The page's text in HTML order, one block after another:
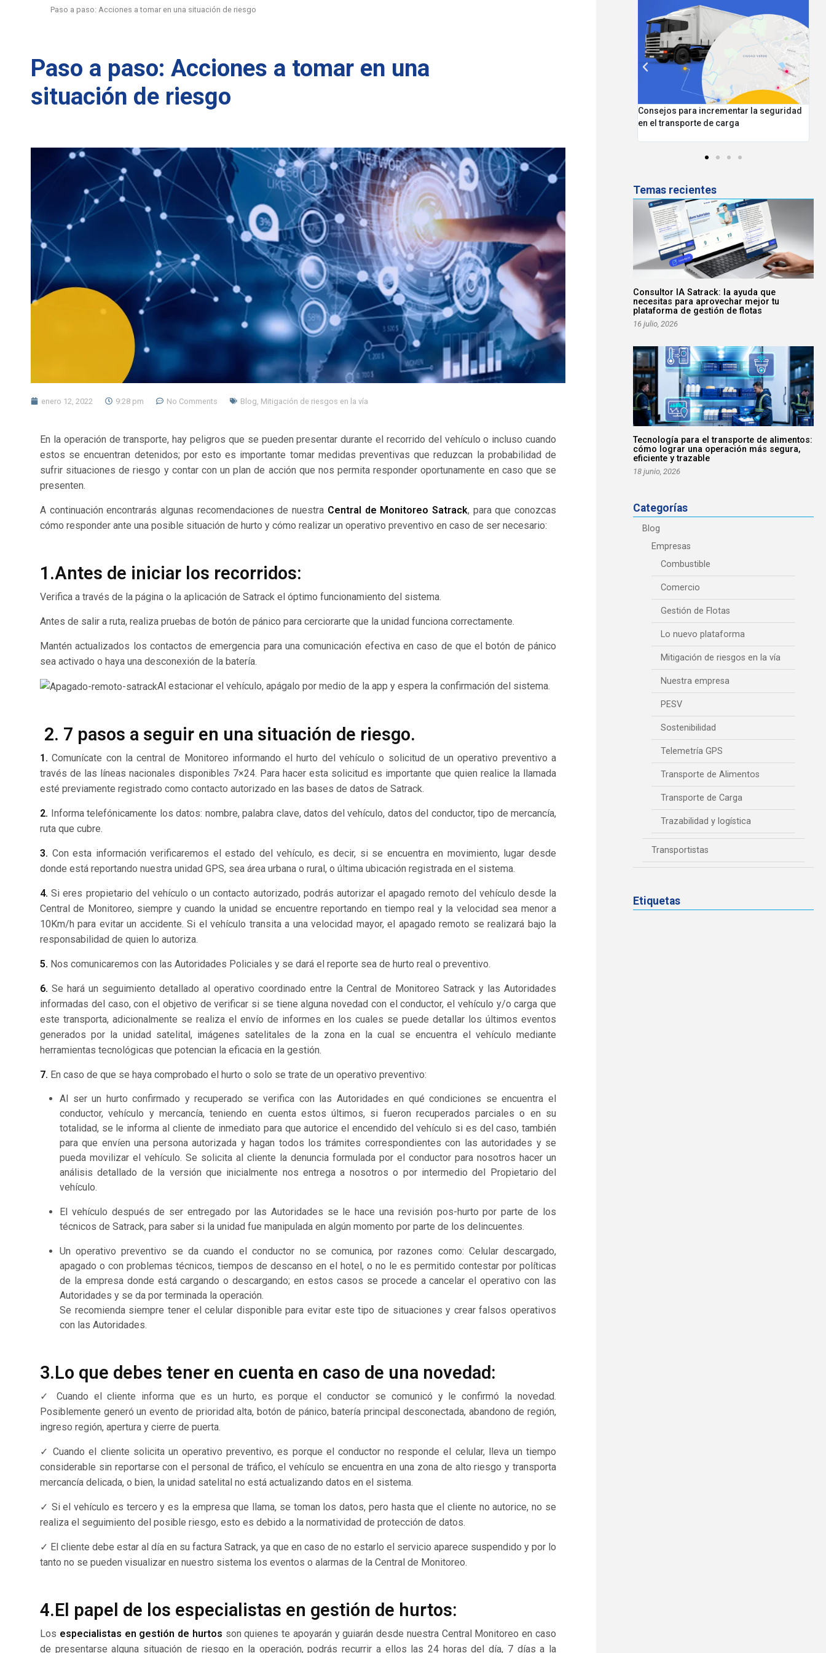
Paso a paso: Acciones a tomar en una situación de riesgo
Paso a paso: Acciones a tomar en una
situación de riesgo
enero 12, 2022 9:28 pm No Comments Blog Mitigación de riesgos en la vía
En la operación de transporte, hay peligros que se pueden presentar durante el recorrido del vehículo o incluso cuando
estos se encuentran detenidos; por esto es importante tomar medidas preventivas que reduzcan la probabilidad de
sufrir situaciones de riesgo y contar con un plan de acción que nos permita responder oportunamente en caso que se
presenten.
A continuación encontrarás algunas recomendaciones de nuestra Central de Monitoreo Satrack, para que conozcas
cómo responder ante una posible situación de hurto y cómo realizar un operativo preventivo en caso de ser necesario:
1.Antes de iniciar los recorridos:
Verifica a través de la página o la aplicación de Satrack el óptimo funcionamiento del sistema.
Antes de salir a ruta, realiza pruebas de botón de pánico para cerciorarte que la unidad funciona correctamente.
Mantén actualizados los contactos de emergencia para una comunicación efectiva en caso de que el botón de pánico
sea activado o haya una desconexión de la batería.
Al estacionar el vehículo, apágalo por medio de la app y espera la confirmación del sistema.
2. 7 pasos a seguir en una situación de riesgo.
1. Comunícate con la central de Monitoreo informando el hurto del vehículo o solicitud de un operativo preventivo a
través de las líneas nacionales disponibles 7×24. Para hacer esta solicitud es importante que quien realice la llamada
esté previamente registrado como contacto autorizado en las bases de datos de Satrack.
2. Informa telefónicamente los datos: nombre, palabra clave, datos del vehículo, datos del conductor, tipo de mercancía,
ruta que cubre.
3. Con esta información verificaremos el estado del vehículo, es decir, si se encuentra en movimiento, lugar desde
donde está reportando nuestra unidad GPS, sea área urbana o rural, o última ubicación registrada en el sistema.
4. Si eres propietario del vehículo o un contacto autorizado, podrás autorizar el apagado remoto del vehículo desde la
Central de Monitoreo, siempre y cuando la unidad se encuentre reportando en tiempo real y la velocidad sea menor a
10Km/h para evitar un accidente. Si el vehículo transita a una velocidad mayor, el apagado remoto se realizará bajo la
responsabilidad de quien lo autoriza.
5. Nos comunicaremos con las Autoridades Policiales y se dará el reporte sea de hurto real o preventivo.
6. Se hará un seguimiento detallado al operativo coordinado entre la Central de Monitoreo Satrack y las Autoridades
informadas del caso, con el objetivo de verificar si se tiene alguna novedad con el conductor, el vehículo y/o carga que
este transporta, adicionalmente se realiza el envío de informes en los cuales se puede detallar los últimos eventos
generados por la unidad satelital, imágenes satelitales de la zona en la cual se encuentra el vehículo mediante
herramientas tecnológicas que potencian la eficacia en la gestión.
7. En caso de que se haya comprobado el hurto o solo se trate de un operativo preventivo:
Al ser un hurto confirmado y recuperado se verifica con las Autoridades en qué condiciones se encuentra el
conductor, vehículo y mercancía, teniendo en cuenta estos últimos, si fueron recuperados parciales o en su
totalidad, se le informa al cliente de inmediato para que autorice el encendido del vehículo si es del caso, también
para que envíen una persona autorizada y hagan todos los trámites correspondientes con las autoridades y se
pueda movilizar el vehículo. Se solicita al cliente la denuncia formulada por el conductor para nosotros hacer un
análisis detallado de la versión que inicialmente nos entrega a nosotros o por intermedio del Propietario del
vehículo.
El vehículo después de ser entregado por las Autoridades se le hace una revisión pos-hurto por parte de los
técnicos de Satrack, para saber si la unidad fue manipulada en algún momento por parte de los delincuentes.
Un operativo preventivo se da cuando el conductor no se comunica, por razones como: Celular descargado,
apagado o con problemas técnicos, tiempos de descanso en el hotel, o no le es permitido contestar por políticas
de la empresa donde está cargando o descargando; en estos casos se procede a cancelar el operativo con las
Autoridades y se da por terminada la operación.
Se recomienda siempre tener el celular disponible para evitar este tipo de situaciones y crear falsos operativos
con las Autoridades.
3.Lo que debes tener en cuenta en caso de una novedad:
✓ Cuando el cliente informa que es un hurto, es porque el conductor se comunicó y le confirmó la novedad.
Posiblemente generó un evento de prioridad alta, botón de pánico, batería principal desconectada, abandono de región,
ingreso región, apertura y cierre de puerta.
✓ Cuando el cliente solicita un operativo preventivo, es porque el conductor no responde el celular, lleva un tiempo
considerable sin reportarse con el personal de tráfico, el vehículo se encuentra en una zona de alto riesgo y transporta
mercancía delicada, o bien, la unidad satelital no está actualizando datos en el sistema.
✓ Si el vehículo es tercero y es la empresa que llama, se toman los datos, pero hasta que el cliente no autorice, no se
realiza el seguimiento del posible riesgo, esto es debido a la normatividad de protección de datos.
✓ El cliente debe estar al día en su factura Satrack, ya que en caso de no estarlo el servicio aparece suspendido y por lo
tanto no se pueden visualizar en nuestro sistema los eventos o alarmas de la Central de Monitoreo.
4.El papel de los especialistas en gestión de hurtos:
Los especialistas en gestión de hurtos son quienes te apoyarán y guiarán desde nuestra Central Monitoreo en caso
de presentarse alguna situación de riesgo en la operación, podrás recurrir a ellos las 24 horas del día, 7 días a la
Consejos para incrementar la seguridad
Mejores prácticas para tener una flota
segura y controlada Caso Rutas Verde
Temas recientes
Consultor IA Satrack: la ayuda que
necesitas para aprovechar mejor tu
plataforma de gestión de flotas
16 julio, 2026
Tecnología para el transporte de alimentos:
cómo lograr una operación más segura,
eficiente y trazable
18 junio, 2026
Categorías
Blog
Empresas
Combustible
Comercio
Gestión de Flotas
Lo nuevo plataforma
Mitigación de riesgos en la vía
Nuestra empresa
PESV
Sostenibilidad
Telemetría GPS
Transporte de Alimentos
Transporte de Carga
Trazabilidad y logística
Transportistas
Etiquetas